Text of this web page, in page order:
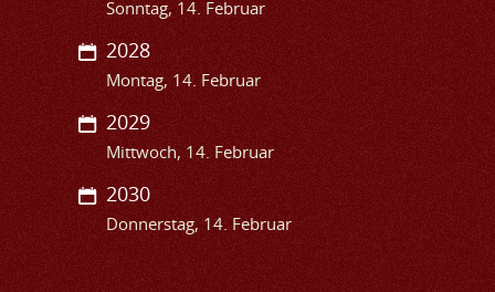
Sonntag, 14. Februar
2028
Montag, 14. Februar
2029
Mittwoch, 14. Februar
2030
Donnerstag, 14. Februar